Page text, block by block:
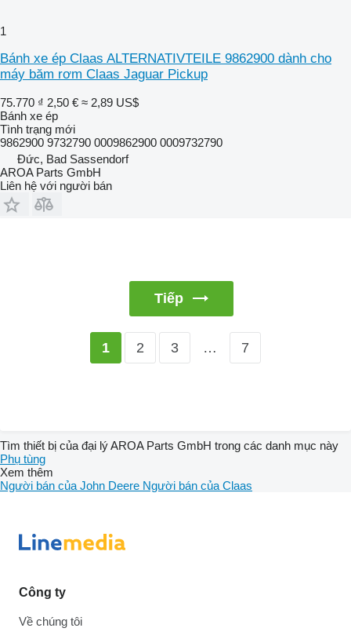
1
Bánh xe ép Claas ALTERNATIVTEILE 9862900 dành cho
máy băm rơm Claas Jaguar Pickup
75.770 ₫ 2,50 € ≈ 2,89 US$
Bánh xe ép
Tình trạng mới
9862900 9732790 0009862900 0009732790
Đức, Bad Sassendorf
AROA Parts GmbH
Liên hệ với người bán
Tiếp
1 2 3 … 7
Tìm thiết bị của đại lý AROA Parts GmbH trong các danh mục này
Phụ tùng
Xem thêm
Người bán của John Deere Người bán của Claas
Công ty
Về chúng tôi